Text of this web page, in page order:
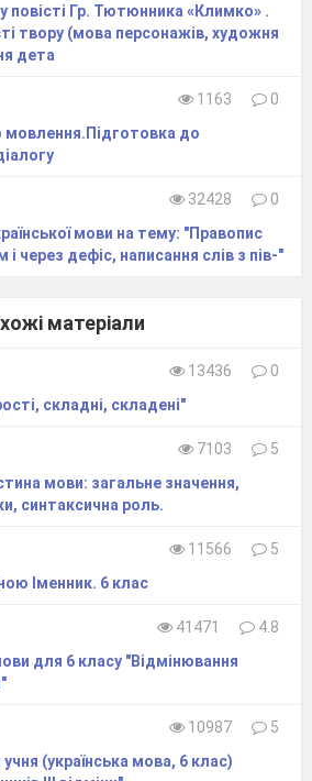
художнього тексту
УСНИЙ ПЕРЕКАЗ
як різновиди
Редагування речень
неправильно вжито
10.10 Контрольна
етикетного характеру.
Словотвір.
11.10 Аналіз контрольної
Основні способи
префіксальний,
суфіксальний,
твірного слова префіксів,
складання основ (або
Словотвірний ланцюжок.
слова.
про вчинки людей
спостережень і вражень
повісті Гр. Тютюнника «Климко» .
твору (мова персонажів, художня
дета
1163
0
мовлення.Підготовка до
32428
0
мови на тему: "Правопис
і через дефіс, написання слів з пів-"
матеріали
13436
0
складні, складені"
7103
5
мови: загальне значення,
синтаксична роль.
11566
5
Іменник. 6 клас
41471
4.8
для 6 класу "Відмінювання
10987
5
(українська мова, 6 клас)